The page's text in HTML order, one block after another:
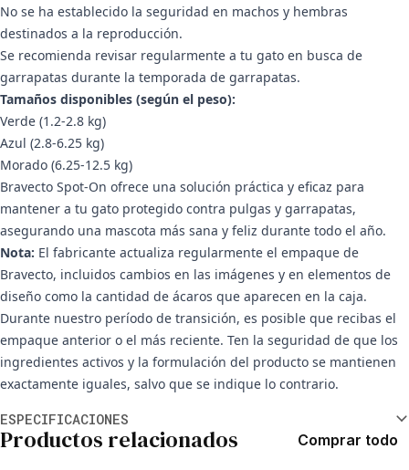
No se ha establecido la seguridad en machos y hembras
destinados a la reproducción.
Se recomienda revisar regularmente a tu gato en busca de
garrapatas durante la temporada de garrapatas.
Tamaños disponibles (según el peso):
Verde (1.2-2.8 kg)
Azul (2.8-6.25 kg)
Morado (6.25-12.5 kg)
Bravecto Spot-On ofrece una solución práctica y eficaz para
mantener a tu gato protegido contra pulgas y garrapatas,
asegurando una mascota más sana y feliz durante todo el año.
Nota: El fabricante actualiza regularmente el empaque de
Bravecto, incluidos cambios en las imágenes y en elementos de
diseño como la cantidad de ácaros que aparecen en la caja.
Durante nuestro período de transición, es posible que recibas el
empaque anterior o el más reciente. Ten la seguridad de que los
ingredientes activos y la formulación del producto se mantienen
exactamente iguales, salvo que se indique lo contrario.
ESPECIFICACIONES
Productos relacionados Comprar todo